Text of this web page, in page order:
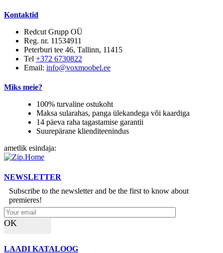
Kontaktid
Redcut Grupp OÜ
Reg. nr. 11534911
Peterburi tee 46, Tallinn, 11415
Tel +372 6730822
Email: info@voxmoobel.ee
Miks meie?
100% turvaline ostukoht
Maksa sularahas, panga ülekandega või kaardiga
14 päeva raha tagastamise garantii
Suurepärane klienditeenindus
ametlik esindaja:
NEWSLETTER
Subscribe to the newsletter and be the first to know about
premieres!
OK
LAADI KATALOOG